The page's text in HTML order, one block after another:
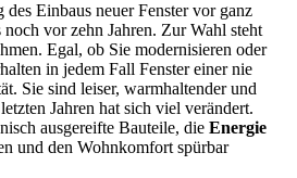
Einbaus neuer Fenster vor ganz
noch vor zehn Jahren. Zur Wahl steht
Egal, ob Sie modernisieren oder
in jedem Fall Fenster einer nie
Sie sind leiser, warmhaltender und
Jahren hat sich viel verändert.
ausgereifte Bauteile, die Energie
und den Wohnkomfort spürbar